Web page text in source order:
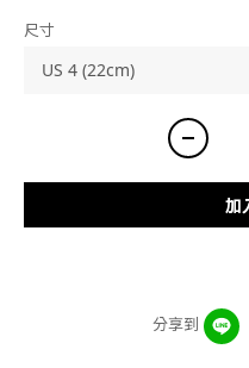
尺寸
加
分享到